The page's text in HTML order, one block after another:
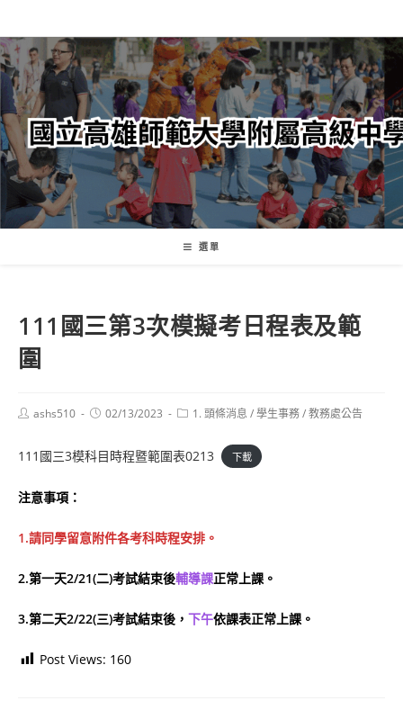
轉
至
主
內
容
選單
111國三第3次模擬考日程表及範
圍
Postashs510
Post02/13/2023
Post1. 頭條消息 /學生事務/教務處公告
111國三3模科目時程暨範圍表0213 下載
注意事項：
1.請同學留意附件各考科時程安排。
2.第一天2/21(二)考試結束後輔導課正常上課。
3.第二天2/22(三)考試結束後， 下午依課表正常上課。
Post Views: 160